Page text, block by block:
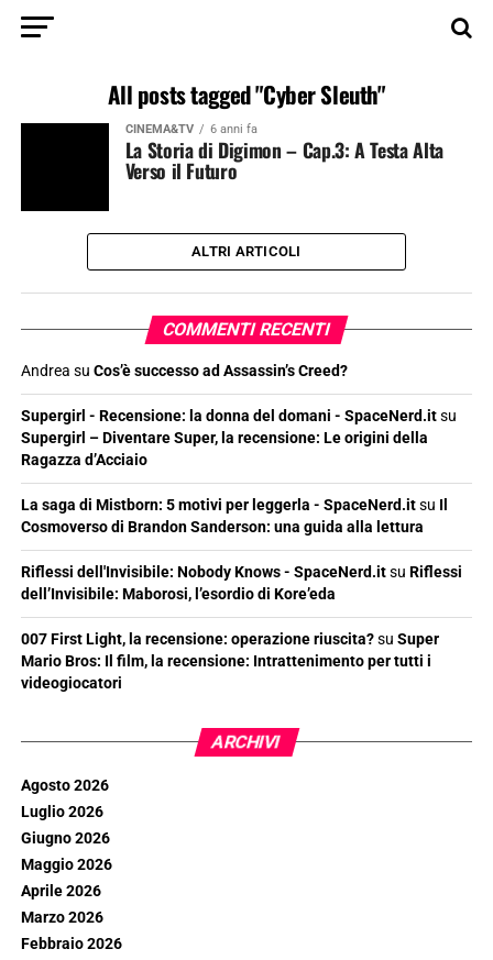
All posts tagged "Cyber Sleuth"
CINEMA&TV 6 anni fa
La Storia di Digimon – Cap.3: A Testa Alta
Verso il Futuro
ALTRI ARTICOLI
COMMENTI RECENTI
Andrea su Cos’è successo ad Assassin’s Creed?
Supergirl - Recensione: la donna del domani - SpaceNerd.itsu
Supergirl – Diventare Super, la recensione: Le origini della
Ragazza d’Acciaio
La saga di Mistborn: 5 motivi per leggerla - SpaceNerd.itsu Il
Cosmoverso di Brandon Sanderson: una guida alla lettura
Riflessi dell'Invisibile: Nobody Knows - SpaceNerd.itsu Riflessi
dell’Invisibile: Maborosi, l’esordio di Kore’eda
007 First Light, la recensione: operazione riuscita?su Super
Mario Bros: Il film, la recensione: Intrattenimento per tutti i
videogiocatori
ARCHIVI
Agosto 2026
Luglio 2026
Giugno 2026
Maggio 2026
Aprile 2026
Marzo 2026
Febbraio 2026